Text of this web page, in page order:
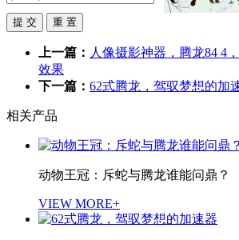
上一篇： 人像摄影神器，腾龙84 4
效果
下一篇： 62式腾龙，驾驭梦想的加
相关产品
动物王冠：斥蛇与腾龙谁能问鼎？
VIEW MORE+